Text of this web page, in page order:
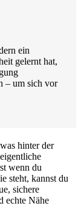
ein
gelernt hat,
– um sich vor
hinter der
wenn du
steht, kannst du
sichere
echte Nähe